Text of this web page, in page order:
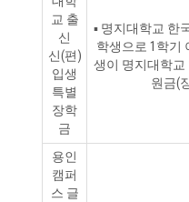
교 출
신
신(편)
입생
특별
장학
금
▪ 명지대학교 한
학생으로 1학기
생이 명지대학교
원금(
용인
캠퍼
스 글